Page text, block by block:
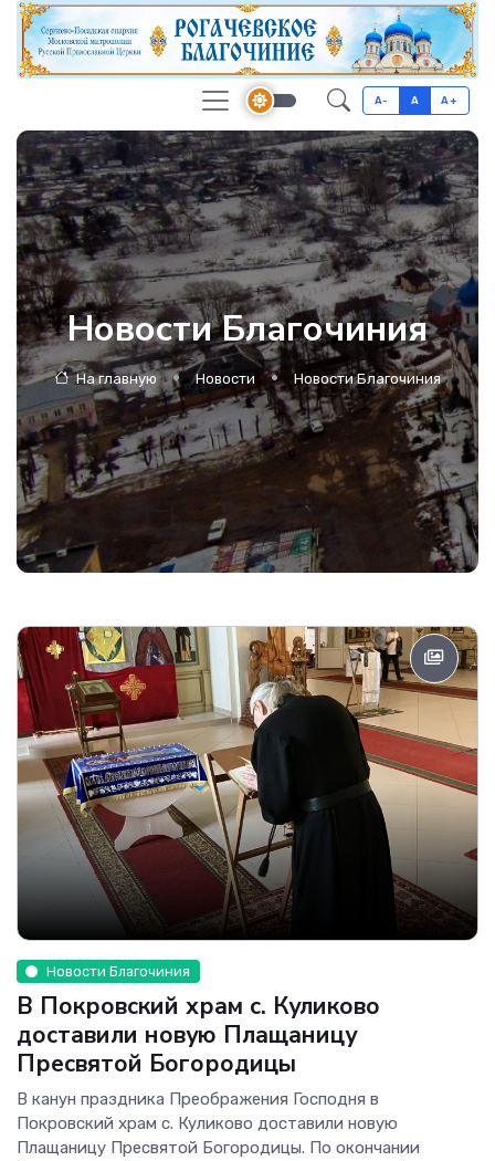
A- A A+
Новости Благочиния
На главную Новости Новости Благочиния
Новости Благочиния
В Покровский храм с. Куликово
доставили новую Плащаницу
Пресвятой Богородицы
В канун праздника Преображения Господня в
Покровский храм с. Куликово доставили новую
Плащаницу Пресвятой Богородицы. По окончании